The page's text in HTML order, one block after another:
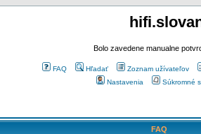
Bolo zavedene manualne
FAQ Hľadať Zoznam užívateľov
Nastavenia
Súkromné
FAQ